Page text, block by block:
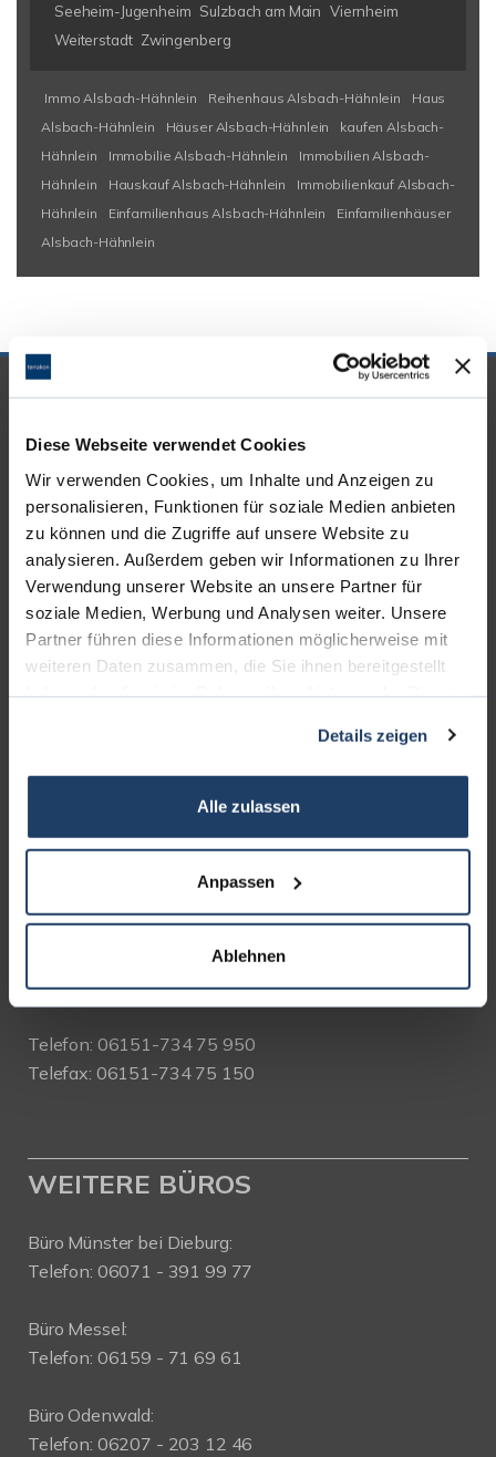
Diese Webseite verwendet Cookies
Wir verwenden Cookies, um Inhalte und Anzeigen zu
personalisieren, Funktionen für soziale Medien anbieten
zu können und die Zugriffe auf unsere Website zu
analysieren. Außerdem geben wir Informationen zu Ihrer
Verwendung unserer Website an unsere Partner für
soziale Medien, Werbung und Analysen weiter. Unsere
Partner führen diese Informationen möglicherweise mit
weiteren Daten zusammen, die Sie ihnen bereitgestellt
Details zeigen
Alle zulassen
Anpassen
Ablehnen
Seeheim-Jugenheim Sulzbach am Main Viernheim
Weiterstadt Zwingenberg
Immo Alsbach-Hähnlein Reihenhaus Alsbach-Hähnlein
Haus
Alsbach-Hähnlein
Häuser Alsbach-Hähnlein
kaufen Alsbach-
Hähnlein
Immobilie Alsbach-Hähnlein
Immobilien Alsbach-
Hähnlein
Hauskauf Alsbach-Hähnlein
Immobilienkauf Alsbach-
Hähnlein
Einfamilienhaus Alsbach-Hähnlein
Einfamilienhäuser
Alsbach-Hähnlein
UNSERE PARTNER &
AUSZEICHNUNGEN
terrakon Immobilienberatung
Bad Nauheimer Straße 4
Bürozeiten:
Mo. - Fr. 9.00 - 18.00 Uhr
Sa. + So. nach Vereinbarung
Telefon: 06151-734 75 950
Telefax: 06151-734 75 150
WEITERE BÜROS
Büro Münster bei Dieburg:
Telefon: 06071 - 391 99 77
Büro Messel:
Telefon: 06159 - 71 69 61
Büro Odenwald:
Telefon: 06207 - 203 12 46